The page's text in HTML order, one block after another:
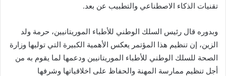
تقنيات الذكاء الاصطناعي والتطبيب عن بعد.
وبدوره قال رئيس السلك الوطني للأطباء الموريتانيين، حرمة ولد
الزين، إن تنظيم هذا المؤتمر يعكس الأهمية الكبيرة التي توليها وزارة
الصحة للسلك الوطني للأطباء الموريتانيين ودعمها لما يقوم به من
أجل تنظيم ممارسة المهنة والحفاظ على اخلاقياتها وشرفها